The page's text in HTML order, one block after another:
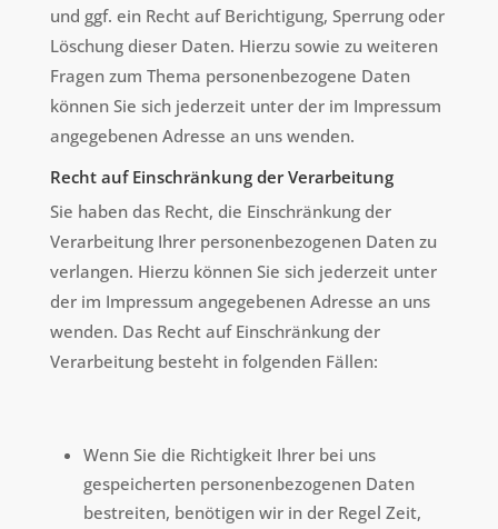
und ggf. ein Recht auf Berichtigung, Sperrung oder
Löschung dieser Daten. Hierzu sowie zu weiteren
Fragen zum Thema personenbezogene Daten
können Sie sich jederzeit unter der im Impressum
angegebenen Adresse an uns wenden.
Recht auf Einschränkung der Verarbeitung
Sie haben das Recht, die Einschränkung der
Verarbeitung Ihrer personenbezogenen Daten zu
verlangen. Hierzu können Sie sich jederzeit unter
der im Impressum angegebenen Adresse an uns
wenden. Das Recht auf Einschränkung der
Verarbeitung besteht in folgenden Fällen:
Wenn Sie die Richtigkeit Ihrer bei uns
gespeicherten personenbezogenen Daten
bestreiten, benötigen wir in der Regel Zeit,